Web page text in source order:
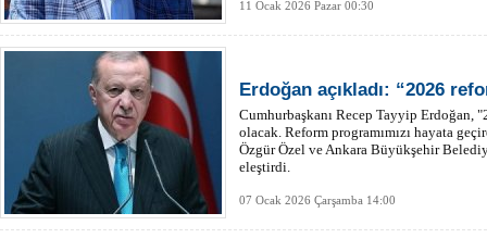
11 Ocak 2026 Pazar 00:30
Erdoğan açıkladı: “2026
Cumhurbaşkanı Recep Tayyip Erdoğan,
olacak. Reform programımızı hayata
Özgür Özel ve Ankara Büyükşehir
eleştirdi.
07 Ocak 2026 Çarşamba 14:00